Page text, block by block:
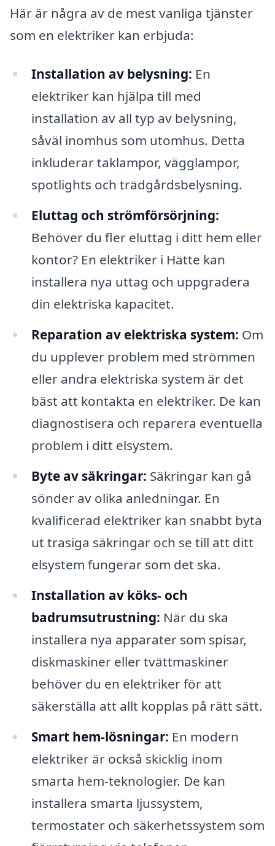
Här är några av de mest vanliga tjänster
som en elektriker kan erbjuda:
Installation av belysning: En
elektriker kan hjälpa till med
installation av all typ av belysning,
såväl inomhus som utomhus. Detta
inkluderar taklampor, vägglampor,
spotlights och trädgårdsbelysning.
Eluttag och strömförsörjning:
Behöver du fler eluttag i ditt hem eller
kontor? En elektriker i Hätte kan
installera nya uttag och uppgradera
din elektriska kapacitet.
Reparation av elektriska system: Om
du upplever problem med strömmen
eller andra elektriska system är det
bäst att kontakta en elektriker. De kan
diagnostisera och reparera eventuella
problem i ditt elsystem.
Byte av säkringar: Säkringar kan gå
sönder av olika anledningar. En
kvalificerad elektriker kan snabbt byta
ut trasiga säkringar och se till att ditt
elsystem fungerar som det ska.
Installation av köks- och
badrumsutrustning: När du ska
installera nya apparater som spisar,
diskmaskiner eller tvättmaskiner
behöver du en elektriker för att
säkerställa att allt kopplas på rätt sätt.
Smart hem-lösningar: En modern
elektriker är också skicklig inom
smarta hem-teknologier. De kan
installera smarta ljussystem,
termostater och säkerhetssystem som